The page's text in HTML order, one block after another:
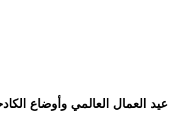
عيد العمال العالمي وأوضاع